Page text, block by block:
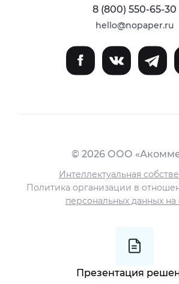
8 (800) 550-65-30
hello@nopaper.ru
© 2026 ООО
Интеллектуальная
Политика организации в
персональных данных на
Презентация